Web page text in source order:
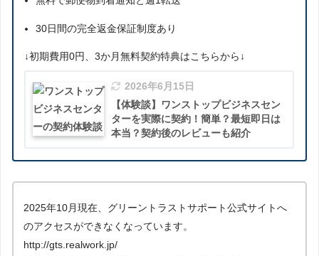
30日間の完全返金保証制度あり
↓初期費用0円、3か月無料契約特典はこちらから↓
2026年6月15日
【体験談】ワンストップビジネスセン
ターを実際に契約！簡単？最短即日は
本当？契約後のレビューも紹介
2025年10月現在、グリーントラストサポート公式サイトへ
のアクセスができなくなっています。
http://gts.realwork.jp/